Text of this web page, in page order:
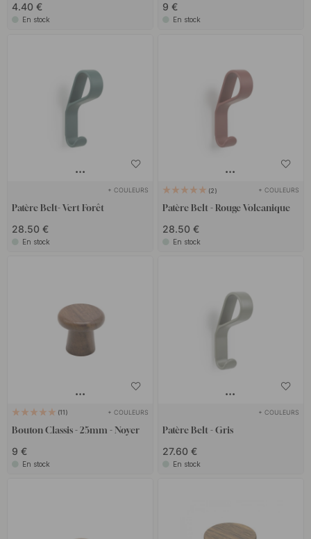
4.40 €
En stock
9 €
En stock
+ COULEURS
Patère Belt- Vert Forêt
28.50 €
En stock
2 + COULEURS
Patère Belt - Rouge Volcanique
28.50 €
En stock
11 + COULEURS
Bouton Classis - 25mm - Noyer
9 €
En stock
+ COULEURS
Patère Belt - Gris
27.60 €
En stock